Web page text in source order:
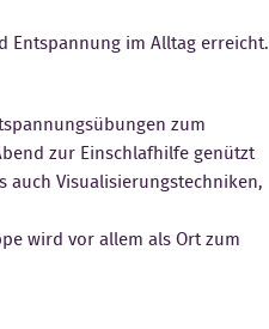
Entspannung im Alltag erreicht.
zum
zur Einschlafhilfe genützt
auch Visualisierungstechniken,
wird vor allem als Ort zum